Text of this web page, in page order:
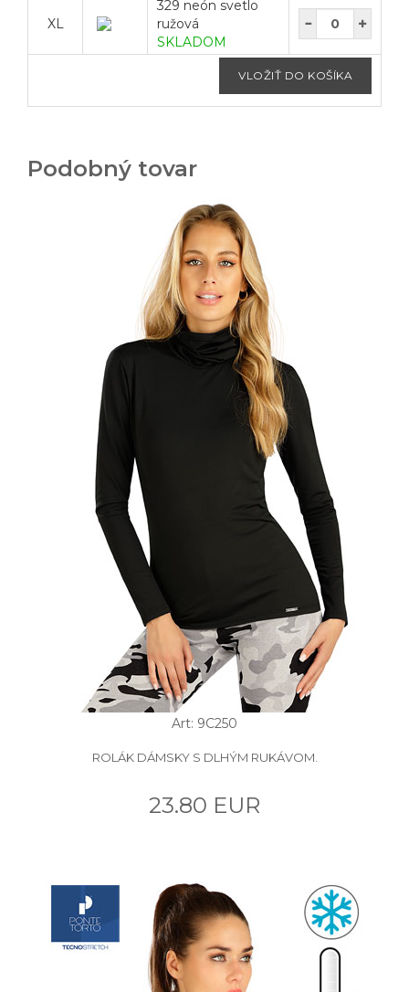
XL
329 neón svetlo
ružová
SKLADOM
Podobný tovar
Art: 9C250
ROLÁK DÁMSKY S DLHÝM RUKÁVOM.
23.80 EUR